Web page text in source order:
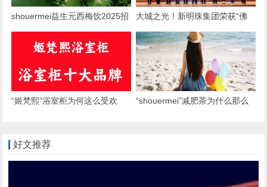
shouermei益生元西梅饮2025招
大城之光！新明珠集团荣获“佛
山向上向善影响力年度组织”称
号
“姬梵熙”浴室柜为何这么受欢
“shouermei”减肥茶为什么那么
好文推荐